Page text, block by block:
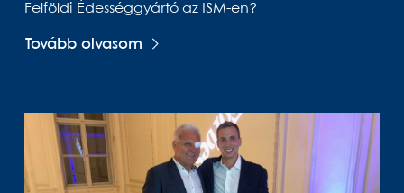
Felföldi Édességgyártó az ISM-en?
Tovább olvasom